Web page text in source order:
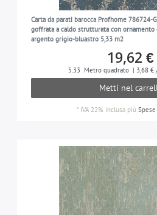
Carta da parati barocca Profhome 786724-
goffrata a caldo strutturata con
argento grigio-bluastro 5,33 m2
19,62
5.33 Metro quadrato | 3,68 €
Metti nel
* IVA 22% inclusapiù